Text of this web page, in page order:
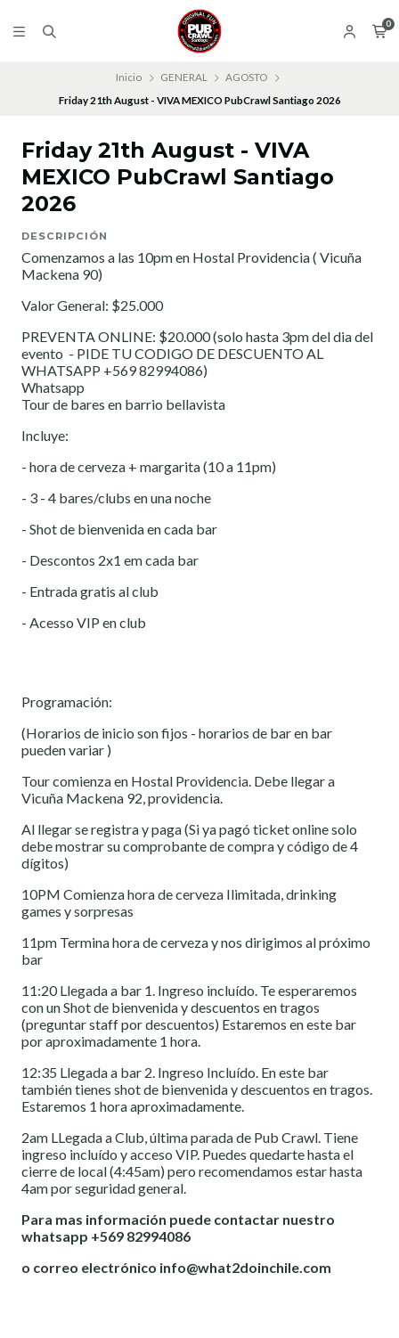
0
Inicio GENERAL
AGOSTO
Friday 21th August - VIVA MEXICO PubCrawl Santiago 2026
Friday 21th August - VIVA
MEXICO PubCrawl Santiago
2026
DESCRIPCIÓN
Comenzamos a las 10pm en Hostal Providencia ( Vicuña
Mackena 90)
Valor General: $25.000
PREVENTA ONLINE: $20.000 (solo hasta 3pm del dia del
evento - PIDE TU CODIGO DE DESCUENTO AL
WHATSAPP +569 82994086)
Whatsapp
Tour de bares en barrio bellavista
Incluye:
- hora de cerveza + margarita (10 a 11pm)
- 3 - 4 bares/clubs en una noche
- Shot de bienvenida en cada bar
- Descontos 2x1 em cada bar
- Entrada gratis al club
- Acesso VIP en club
Programación:
(Horarios de inicio son fijos - horarios de bar en bar
pueden variar )
Tour comienza en Hostal Providencia. Debe llegar a
Vicuña Mackena 92, providencia.
Al llegar se registra y paga (Si ya pagó ticket online solo
debe mostrar su comprobante de compra y código de 4
dígitos)
10PM Comienza hora de cerveza Ilimitada, drinking
games y sorpresas
11pm Termina hora de cerveza y nos dirigimos al próximo
bar
11:20 Llegada a bar 1. Ingreso incluído. Te esperaremos
con un Shot de bienvenida y descuentos en tragos
(preguntar staff por descuentos) Estaremos en este bar
por aproximadamente 1 hora.
12:35 Llegada a bar 2. Ingreso Incluído. En este bar
también tienes shot de bienvenida y descuentos en tragos.
Estaremos 1 hora aproximadamente.
2am LLegada a Club, última parada de Pub Crawl. Tiene
ingreso incluído y acceso VIP. Puedes quedarte hasta el
cierre de local (4:45am) pero recomendamos estar hasta
4am por seguridad general.
Para mas información puede contactar nuestro
whatsapp +569 82994086
o correo electrónico info@what2doinchile.com